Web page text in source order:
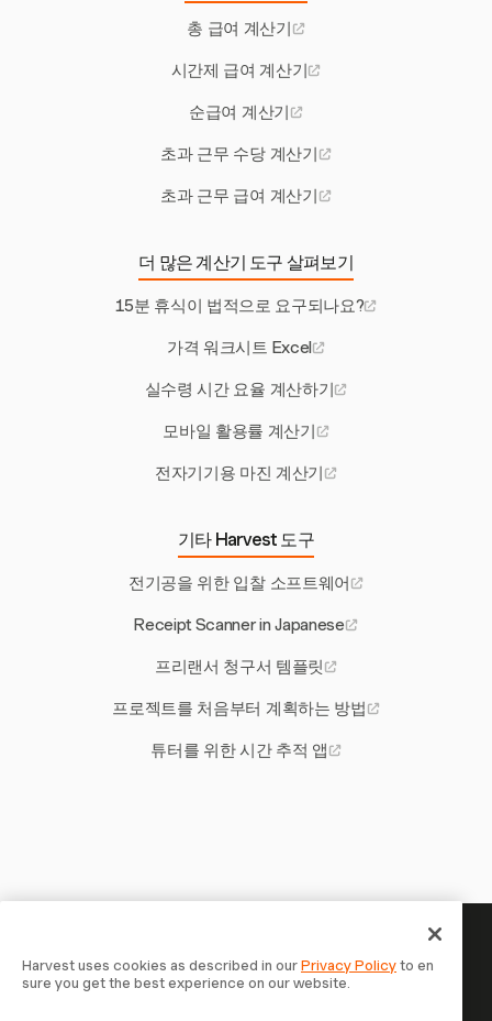
총 급여 계산기
시간제 급여 계산기
순급여 계산기
초과 근무 수당 계산기
초과 근무 급여 계산기
더 많은 계산기 도구 살펴보기
15분 휴식이 법적으로 요구되나요?
가격 워크시트 Excel
실수령 시간 요율 계산하기
모바일 활용률 계산기
전자기기용 마진 계산기
기타 Harvest 도구
전기공을 위한 입찰 소프트웨어
Receipt Scanner in Japanese
프리랜서 청구서 템플릿
프로젝트를 처음부터 계획하는 방법
튜터를 위한 시간 추적 앱
당신의 시간은 기록할 가치가 있
습니다 — 지금 시작하세요
Harvest uses cookies as described in ourPrivacy Policyto en
sure you get the best experience on our website.